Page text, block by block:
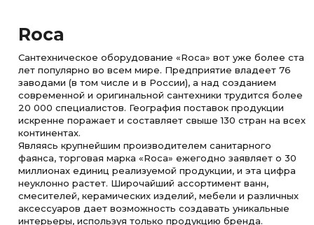
Roca
Сантехническое оборудование «Roca» вот уже более ста
лет популярно во всем мире. Предприятие владеет 76
заводами (в том числе и в России), а над созданием
современной и оригинальной сантехники трудится более
20 000 специалистов. География поставок продукции
искренне поражает и составляет свыше 130 стран на всех
континентах.
Являясь крупнейшим производителем санитарного
фаянса, торговая марка «Roca» ежегодно заявляет о 30
миллионах единиц реализуемой продукции, и эта цифра
неуклонно растет. Широчайший ассортимент ванн,
смесителей, керамических изделий, мебели и различных
аксессуаров дает возможность создавать уникальные
интерьеры, используя только продукцию бренда.